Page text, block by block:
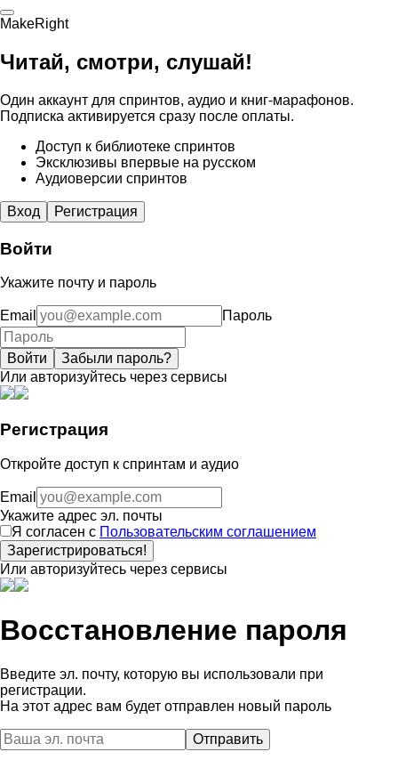
MakeRight
Читай, смотри, слушай!
Один аккаунт для спринтов, аудио и книг-марафонов.
Подписка активируется сразу после оплаты.
Доступ к библиотеке спринтов
Эксклюзивы впервые на русском
Аудиоверсии спринтов
Вход Регистрация
Войти
Укажите почту и пароль
Email Пароль
Войти
Забыли пароль?
Или авторизуйтесь через сервисы
Регистрация
Откройте доступ к спринтам и аудио
Email
Укажите адрес эл. почты
Я согласен с Пользовательским соглашением
Зарегистрироваться!
Или авторизуйтесь через сервисы
Восстановление пароля
Введите эл. почту, которую вы использовали при
регистрации.
На этот адрес вам будет отправлен новый пароль